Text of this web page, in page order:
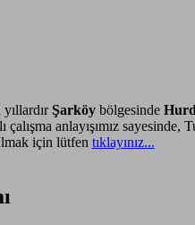
Şarköybölgesinde
çalışma anlayışımız
için lütfen tıklayınız...